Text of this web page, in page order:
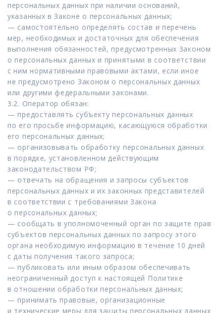
персональных данных при наличии оснований,
указанных в Законе о персональных данных;
— самостоятельно определять состав и перечень
мер, необходимых и достаточных для обеспечения
выполнения обязанностей, предусмотренных Законом
о персональных данных и принятыми в соответствии
с ним нормативными правовыми актами, если иное
не предусмотрено Законом о персональных данных
или другими федеральными законами.
3.2. Оператор обязан:
— предоставлять субъекту персональных данных
по его просьбе информацию, касающуюся обработки
его персональных данных;
— организовывать обработку персональных данных
в порядке, установленном действующим
законодательством РФ;
— отвечать на обращения и запросы субъектов
персональных данных и их законных представителей
в соответствии с требованиями Закона
о персональных данных;
— сообщать в уполномоченный орган по защите прав
субъектов персональных данных по запросу этого
органа необходимую информацию в течение 10 дней
с даты получения такого запроса;
— публиковать или иным образом обеспечивать
неограниченный доступ к настоящей Политике
в отношении обработки персональных данных;
— принимать правовые, организационные
и технические меры для защиты персональных данных